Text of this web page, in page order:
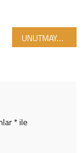
UNUTMAYALIM! SAĞLAM KAFA, SAĞLAM YÜREK, SAĞLAM VÜCUTTA BULUNUR.
*ile